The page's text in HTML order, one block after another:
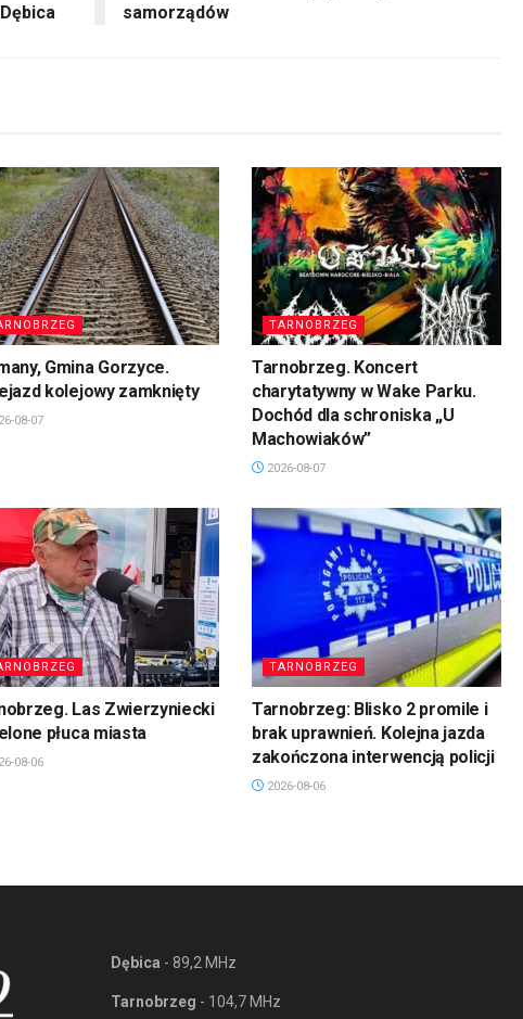
samorządów
Gmina Gorzyce.
kolejowy zamknięty
08-07
TARNOBRZEG
Tarnobrzeg. Koncert
charytatywny w Wake Parku.
Dochód dla schroniska „U
Machowiaków”
2026-08-07
Las Zwierzyniecki
płuca miasta
08-06
TARNOBRZEG
Tarnobrzeg: Blisko 2 promile i
brak uprawnień. Kolejna jazda
zakończona interwencją policji
2026-08-06
Dębica - 89,2 MHz
Tarnobrzeg - 104,7 MHz